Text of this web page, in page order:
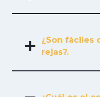
¿Son fáciles
rejas?.